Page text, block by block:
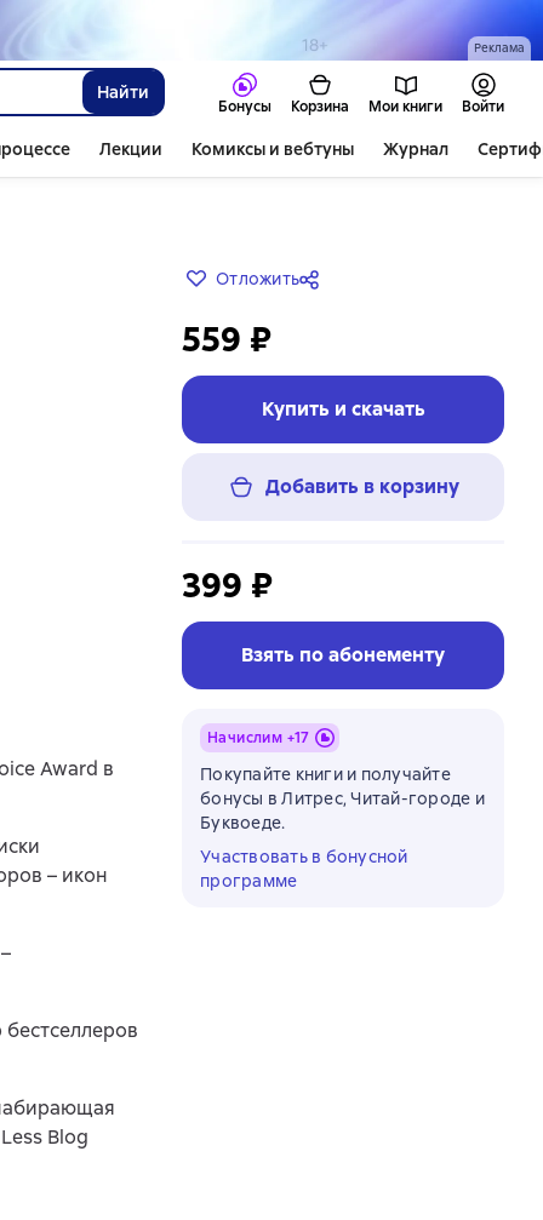
Реклама
Найти
Бонусы Корзина Мои книги Войти
Лекции Комиксы и вебтуны Журнал
Отложить
559 ₽
Купить и скачать
Добавить в корзину
399 ₽
Взять по абонементу
Начислим +17
Покупайте книги и получайте
бонусы в Литрес, Читай-городе и
Буквоеде.
Участвовать в бонусной
программе
Award в
– икон
Blog